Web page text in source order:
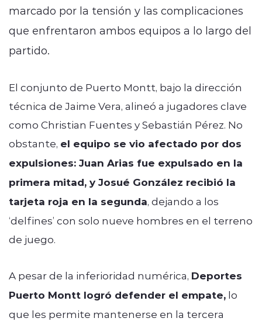
marcado por la tensión y las complicaciones
que enfrentaron ambos equipos a lo largo del
partido.
El conjunto de Puerto Montt, bajo la dirección
técnica de Jaime Vera, alineó a jugadores clave
como Christian Fuentes y Sebastián Pérez. No
obstante, el equipo se vio afectado por dos
expulsiones: Juan Arias fue expulsado en la
primera mitad, y Josué González recibió la
tarjeta roja en la segunda, dejando a los
‘delfines’ con solo nueve hombres en el terreno
de juego.
A pesar de la inferioridad numérica, Deportes
Puerto Montt logró defender el empate, lo
que les permite mantenerse en la tercera